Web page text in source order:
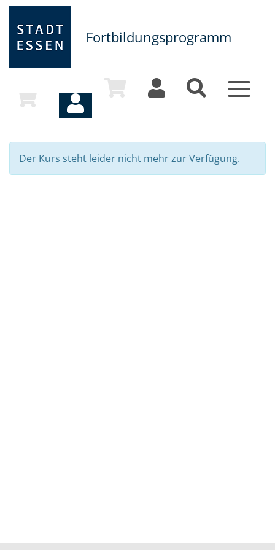
Fortbildungsprogramm
Toggle
Der Kurs steht leider nicht mehr zur Verfügung.